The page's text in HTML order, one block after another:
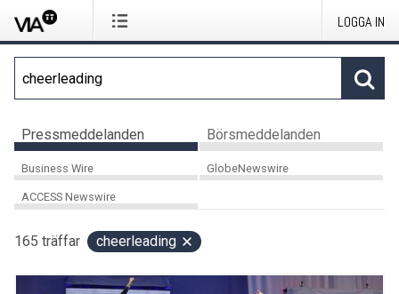
LOGGA IN
Pressmeddelanden Börsmeddelanden
Business Wire GlobeNewswire
ACCESS Newswire
165 träffar cheerleading